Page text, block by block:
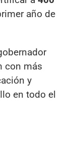
año de
con más
y
en todo el